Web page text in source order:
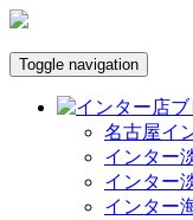
Toggle navigation
名古屋イ
インター
インター
インター